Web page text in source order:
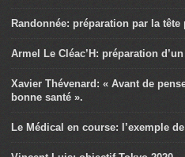
Randonnée: préparation par la
Armel Le Cléac’H: préparation
Xavier Thévenard: « Avant de
bonne santé ».
Le Médical en course: l’exemple de